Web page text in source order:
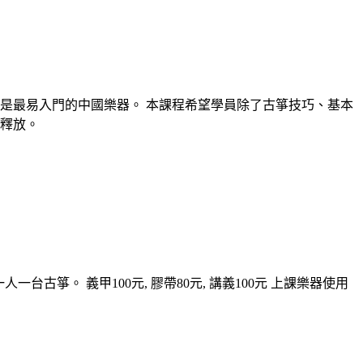
最易入門的中國樂器。 本課程希望學員除了古箏技巧、基本
放。
一台古箏。 義甲100元, 膠帶80元, 講義100元 上課樂器使用